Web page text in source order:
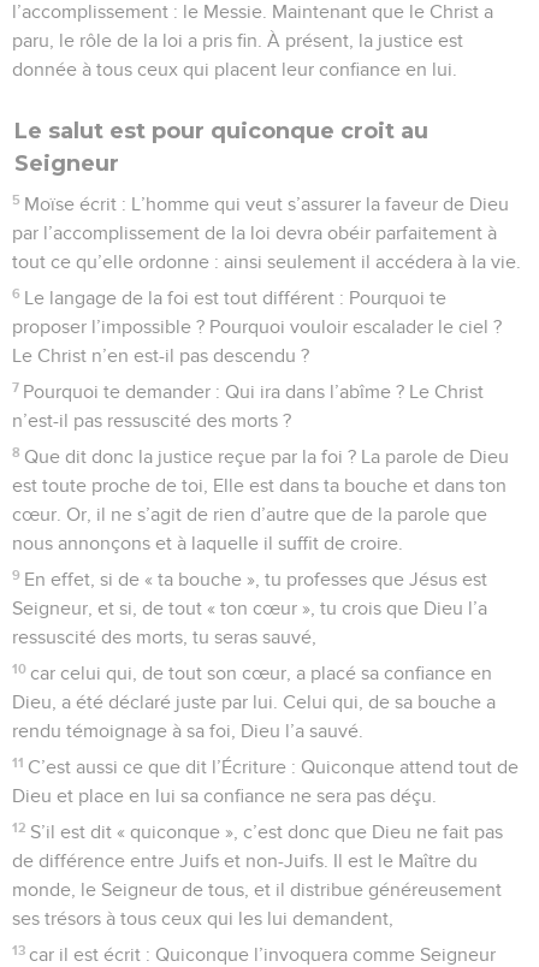
l’accomplissement : le Messie. Maintenant que le Christ a
paru, le rôle de la loi a pris fin. À présent, la justice est
donnée à tous ceux qui placent leur confiance en lui.
Le salut est pour quiconque croit au
Seigneur
5 Moïse écrit : L’homme qui veut s’assurer la faveur de Dieu
par l’accomplissement de la loi devra obéir parfaitement à
tout ce qu’elle ordonne : ainsi seulement il accédera à la vie.
6 Le langage de la foi est tout différent : Pourquoi te
proposer l’impossible ? Pourquoi vouloir escalader le ciel ?
Le Christ n’en est-il pas descendu ?
7 Pourquoi te demander : Qui ira dans l’abîme ? Le Christ
n’est-il pas ressuscité des morts ?
8 Que dit donc la justice reçue par la foi ? La parole de Dieu
est toute proche de toi, Elle est dans ta bouche et dans ton
cœur. Or, il ne s’agit de rien d’autre que de la parole que
nous annonçons et à laquelle il suffit de croire.
9 En effet, si de « ta bouche », tu professes que Jésus est
Seigneur, et si, de tout « ton cœur », tu crois que Dieu l’a
ressuscité des morts, tu seras sauvé,
10 car celui qui, de tout son cœur, a placé sa confiance en
Dieu, a été déclaré juste par lui. Celui qui, de sa bouche a
rendu témoignage à sa foi, Dieu l’a sauvé.
11 C’est aussi ce que dit l’Écriture : Quiconque attend tout de
Dieu et place en lui sa confiance ne sera pas déçu.
12 S’il est dit « quiconque », c’est donc que Dieu ne fait pas
de différence entre Juifs et non-Juifs. Il est le Maître du
monde, le Seigneur de tous, et il distribue généreusement
ses trésors à tous ceux qui les lui demandent,
13 car il est écrit : Quiconque l’invoquera comme Seigneur